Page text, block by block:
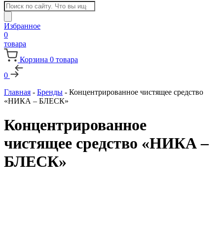
Поиск
товаров
Избранное
0
товара
Корзина 0 товара
0
Главная - Бренды - Концентрированное чистящее средство
«НИКА – БЛЕСК»
Концентрированное
чистящее средство «НИКА –
БЛЕСК»